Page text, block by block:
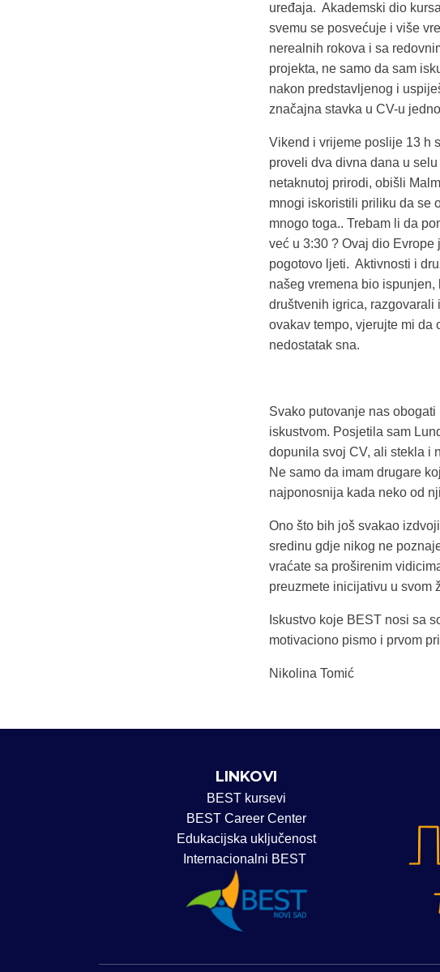
uređaja. Akademski dio
svemu se posvećuje i više
nerealnih rokova i sa
projekta, ne samo da sam
nakon predstavljenog i
značajna stavka u CV-u
Vikend i vrijeme poslije 13 h
proveli dva divna dana u
netaknutoj prirodi, obišli
mnogi iskoristili priliku da se
mnogo toga.. Trebam li da
već u 3:30 ? Ovaj dio
pogotovo ljeti. Aktivnosti i
našeg vremena bio
društvenih igrica, razgovarali
ovakav tempo, vjerujte mi da
nedostatak sna.
Svako putovanje nas
iskustvom. Posjetila sam
dopunila svoj CV, ali stekla i
Ne samo da imam drugare
najponosnija kada neko od
Ono što bih još svakao
sredinu gdje nikog ne
vraćate sa proširenim
preuzmete inicijativu u svom
Iskustvo koje BEST nosi sa
motivaciono pismo i prvom
Nikolina Tomić
LINKOVI
BEST kursevi
BEST Career Center
Edukacijska uključenost
Internacionalni BEST